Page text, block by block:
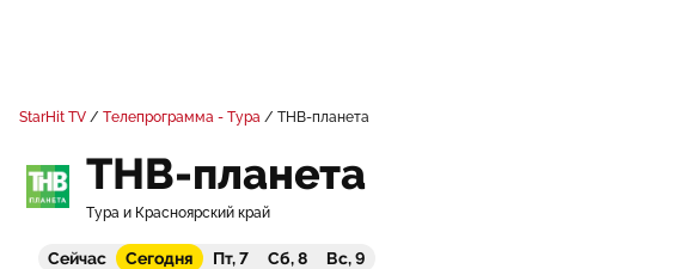
StarHit TV Телепрограмма - Тура ТНВ-планета
ТНВ-планета
Тура и Красноярский край
Сейчас Сегодня Пт, 7 Сб, 8 Вс, 9